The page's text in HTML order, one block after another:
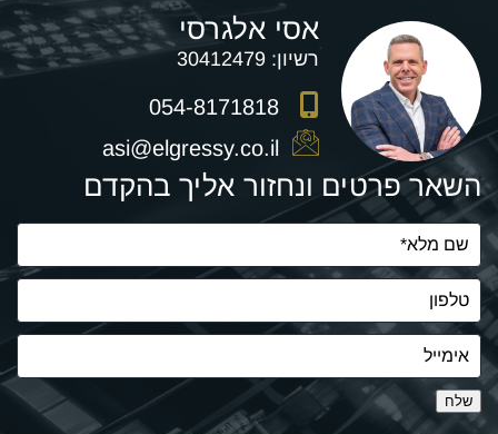
אסי אלגרסי
רשיון: 30412479
054-8171818
asi@elgressy.co.il
השאר פרטים ונחזור אליך בהקדם
שלח